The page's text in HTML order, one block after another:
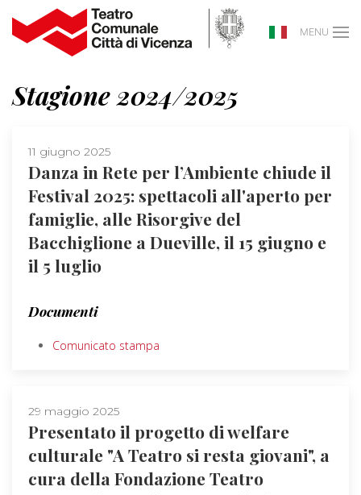
MENU
Stagione 2024/2025
11 giugno 2025
Danza in Rete per l’Ambiente chiude il
Festival 2025: spettacoli all'aperto per
famiglie, alle Risorgive del
Bacchiglione a Dueville, il 15 giugno e
il 5 luglio
Documenti
Comunicato stampa
29 maggio 2025
Presentato il progetto di welfare
culturale "A Teatro si resta giovani", a
cura della Fondazione Teatro